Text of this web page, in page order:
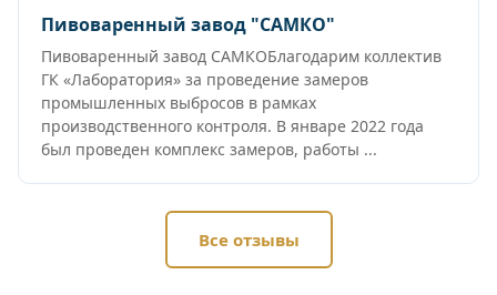
Пивоваренный завод "САМКО"
Пивоваренный завод САМКОБлагодарим коллектив
ГК «Лаборатория» за проведение замеров
промышленных выбросов в рамках
производственного контроля. В январе 2022 года
был проведен комплекс замеров, работы ...
Все отзывы